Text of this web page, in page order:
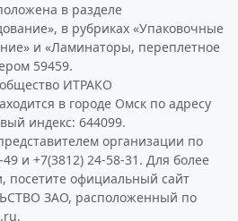
в разделе
в рубриках «Упаковочные
и «Ламинаторы, переплетное
59459.
ИТРАКО
в городе Омск по адресу
индекс: 644099.
организации по
и +7(3812) 24-58-31. Для более
посетите официальный сайт
ЗАО, расположенный по